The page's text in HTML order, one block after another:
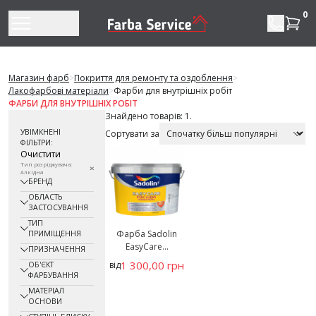
0
Магазин фарб>Покриття для ремонту та оздоблення>
Лакофарбові матеріали>Фарби для внутрішніх робіт
ФАРБИ ДЛЯ ВНУТРІШНІХ РОБІТ
УВІМКНЕНІ
ФІЛЬТРИ:
Очистити
Тип розріджувача:
Алкідна
БРЕНД
ОБЛАСТЬ
ЗАСТОСУВАННЯ
ТИП
ПРИМІЩЕННЯ
ПРИЗНАЧЕННЯ
ОБ'ЄКТ
ФАРБУВАННЯ
МАТЕРІАЛ
ОСНОВИ
Знайдено товарів: 1.
Сортувати за
Фарба Sadolin
EasyCare...
від1 300,00 грн